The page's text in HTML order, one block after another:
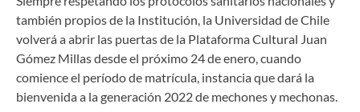
también propios de la Institución, la Universidad de Chile
volverá a abrir las puertas de la Plataforma Cultural Juan
Gómez Millas desde el próximo 24 de enero, cuando
comience el período de matrícula, instancia que dará la
bienvenida a la generación 2022 de mechones y mechonas.